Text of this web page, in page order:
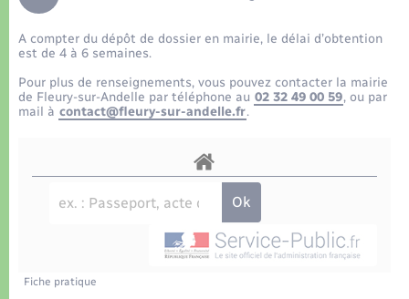
Eau - Assainissement
Transports
Transports scolaires
Logement - Urbanisme
Loisirs
Travaux - Autorisation d’occupation de l’espace
public
Plan interactif
Présentation de la commune
La Communauté de communes
A compter du dépôt de dossier en mairie, le délai d’obtention
est de 4 à 6 semaines.
Pour plus de renseignements, vous pouvez contacter la mairie
de Fleury-sur-Andelle par téléphone au 02 32 49 00 59, ou par
mail à contact@fleury-sur-andelle.fr.
Fiche pratique